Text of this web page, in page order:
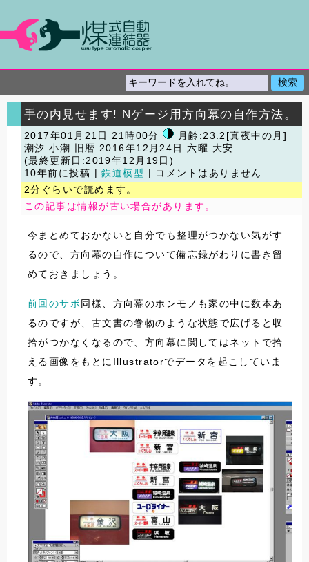
手の内見せます! Nゲージ用方向幕の自作方法。
2017年01月21日 21時00分
月齢:23.2[真夜中の月]
潮汐:小潮
旧暦:2016年12月24日 六曜:大安
(最終更新日:2019年12月19日)
10年前に投稿 |鉄道模型
| コメントはありません
2分ぐらいで読めます。
この記事は情報が古い場合があります。
今まとめておかないと自分でも整理がつかない気がす
るので、方向幕の自作について備忘録がわりに書き留
めておきましょう。
前回のサボ同様、方向幕のホンモノも家の中に数本あ
るのですが、古文書の巻物のような状態で広げると収
拾がつかなくなるので、方向幕に関してはネットで拾
える画像をもとにIllustratorでデータを起こしていま
す。